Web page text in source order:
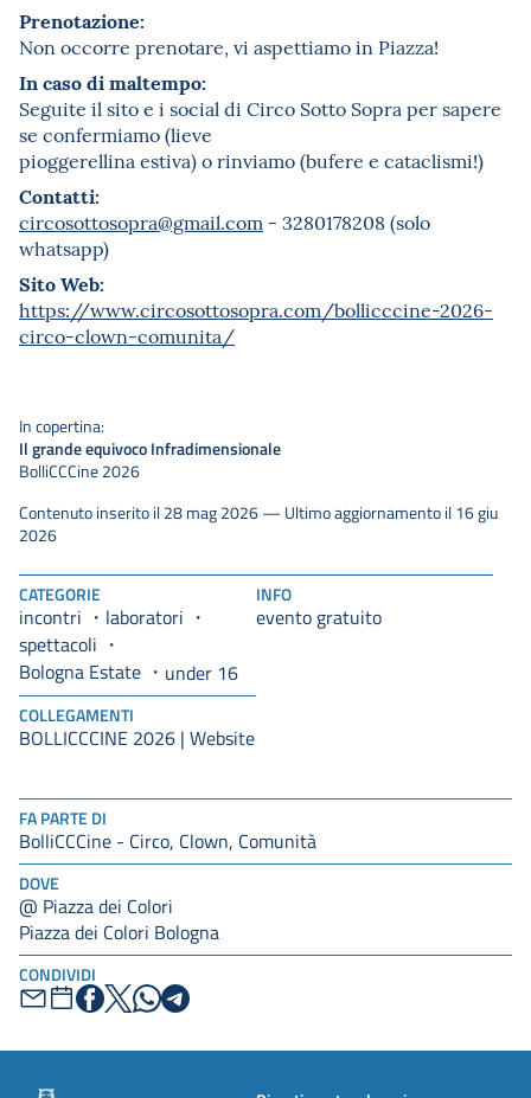
FA PARTE DI
BolliCCCine - Circo, Clown, Comunità
DOVE
@ Piazza dei Colori
Piazza dei Colori Bologna
CONDIVIDI
Prenotazione:
Non occorre prenotare, vi aspettiamo in Piazza!
In caso di maltempo:
Seguite il sito e i social di Circo Sotto Sopra per sapere
se confermiamo (lieve
pioggerellina estiva) o rinviamo (bufere e cataclismi!)
Contatti:
circosottosopra@gmail.com - 3280178208 (solo
whatsapp)
Sito Web:
https://www.circosottosopra.com/bollicccine-2026-
circo-clown-comunita/
CATEGORIE
incontri
laboratori
spettacoli
Bologna Estate
under 16
INFO
evento gratuito
COLLEGAMENTI
BOLLICCCINE 2026 | Website
In copertina:
Il grande equivoco Infradimensionale
BolliCCCine 2026
Contenuto inserito il 28 mag 2026 — Ultimo aggiornamento il 16 giu
2026